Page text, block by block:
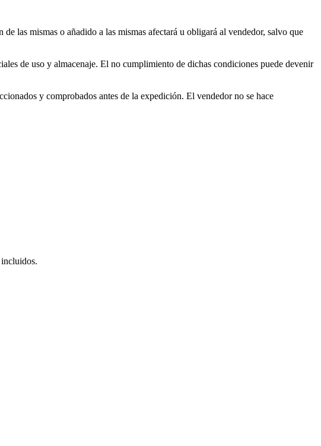
las mismas o añadido a las mismas afectará u obligará al vendedor, salvo que
de uso y almacenaje. El no cumplimiento de dichas condiciones puede devenir
y comprobados antes de la expedición. El vendedor no se hace